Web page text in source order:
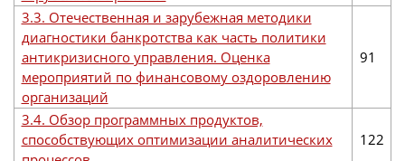
3.3. Отечественная и зарубежная методики
диагностики банкротства как часть политики
антикризисного управления. Оценка
мероприятий по финансовому оздоровлению
организаций
91
3.4. Обзор программных продуктов,
способствующих оптимизации аналитических
122